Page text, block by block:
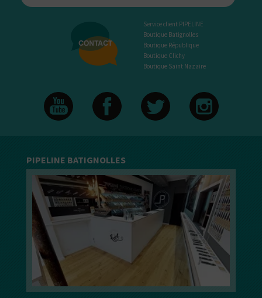
Service client PIPELINE
Boutique Batignolles
Boutique République
Boutique Clichy
Boutique Saint Nazaire
PIPELINE BATIGNOLLES